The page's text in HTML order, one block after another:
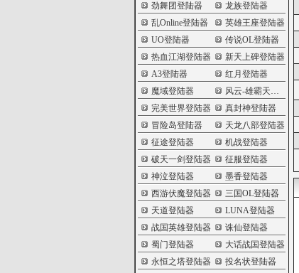
劲舞团登陆器
龙族登陆器
乱Online登陆器
英雄王座登陆器
UO登陆器
传说OL登陆器
热血江湖登陆器
新天上碑登陆器
A3登陆器
红月登陆器
魔域登陆器
风云-雄霸天下登陆器
完美世界登陆器
真封神登陆器
冒险岛登陆器
天龙八部登陆器
征途登陆器
机战登陆器
破天一剑登陆器
征服登陆器
神泣登陆器
墨香登陆器
西游伏魔登陆器
三国OL登陆器
天道登陆器
LUNA登陆器
战国英雄登陆器
诛仙登陆器
蜀门登陆器
大话战国登陆器
永恒之塔登陆器
投名状登陆器